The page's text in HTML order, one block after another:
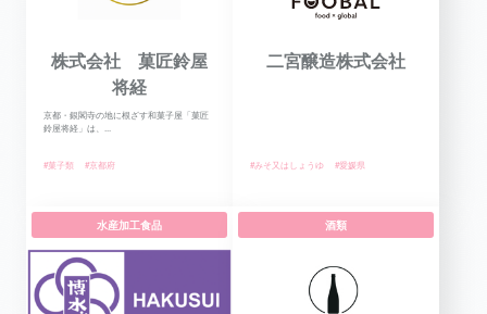
株式会社 菓匠鈴屋
将経
京都・銀閣寺の地に根ざす和菓子屋「菓匠
鈴屋将経」は、...
#菓子類 #京都府
二宮醸造株式会社
#みそ又はしょうゆ #愛媛県
水産加工食品 酒類